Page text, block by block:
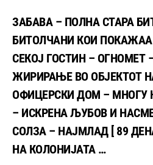
ЗАБАВА – ПОЛНА СТАРА
БИТОЛЧАНИ КОИ
СЕКОЈ ГОСТИН –
ЖИРИРАЊЕ ВО ОБЈЕКТОТ
ОФИЦЕРСКИ ДОМ – МНОГУ
– ИСКРЕНА ЉУБОВ И
СОЛЗА – НАЈМЛАД [ 89
НА КОЛОНИЈАТА …